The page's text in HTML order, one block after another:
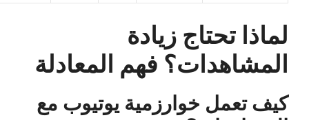
لماذا تحتاج زيادة
المشاهدات؟ فهم المعادلة
كيف تعمل خوارزمية يوتيوب مع